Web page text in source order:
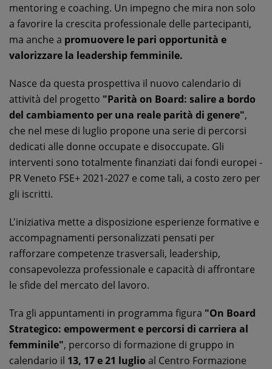
mentoring e coaching. Un impegno che mira non solo
a favorire la crescita professionale delle partecipanti,
ma anche a promuovere le pari opportunità e
valorizzare la leadership femminile.
Nasce da questa prospettiva il nuovo calendario di
attività del progetto "Parità on Board: salire a bordo
del cambiamento per una reale parità di genere",
che nel mese di luglio propone una serie di percorsi
dedicati alle donne occupate e disoccupate. Gli
interventi sono totalmente finanziati dai fondi europei -
PR Veneto FSE+ 2021-2027 e come tali, a costo zero per
gli iscritti.
L'iniziativa mette a disposizione esperienze formative e
accompagnamenti personalizzati pensati per
rafforzare competenze trasversali, leadership,
consapevolezza professionale e capacità di affrontare
le sfide del mercato del lavoro.
Tra gli appuntamenti in programma figura "On Board
Strategico: empowerment e percorsi di carriera al
femminile", percorso di formazione di gruppo in
calendario il 13, 17 e 21 luglio al Centro Formazione